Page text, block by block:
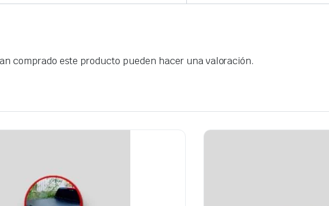
comprado este producto pueden hacer una valoración.